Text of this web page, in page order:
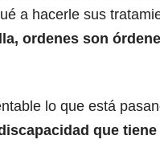
a hacerle sus
ordenes son
lo que está
que